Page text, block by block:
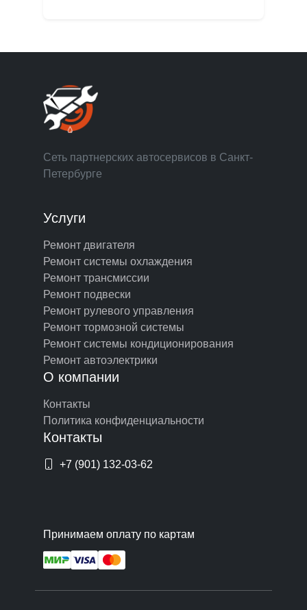
Сеть партнерских автосервисов в Санкт-
Петербурге
Услуги
Ремонт двигателя
Ремонт системы охлаждения
Ремонт трансмиссии
Ремонт подвески
Ремонт рулевого управления
Ремонт тормозной системы
Ремонт системы кондиционирования
Ремонт автоэлектрики
О компании
Контакты
Политика конфиденциальности
Контакты
+7 (901) 132-03-62
Принимаем оплату по картам